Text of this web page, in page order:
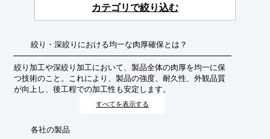
カテゴリで絞り込む
絞り・深絞りにおける均一な肉厚確保とは？
絞り加工や深絞り加工において、製品全体の肉厚を均一に保
つ技術のこと。これにより、製品の強度、耐久性、外観品質
が向上し、後工程での加工性も安定します。
すべてを表示する
各社の製品